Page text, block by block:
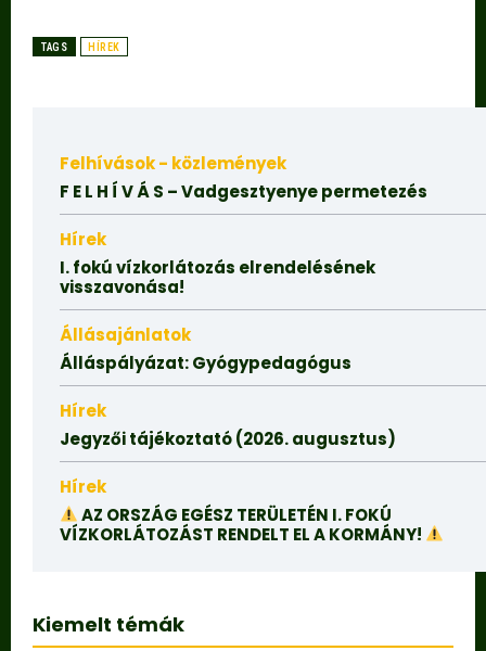
TAGS HÍREK
Felhívások - közlemények
F E L H Í V Á S – Vadgesztyenye permetezés
Hírek
I. fokú vízkorlátozás elrendelésének
visszavonása!
Állásajánlatok
Álláspályázat: Gyógypedagógus
Hírek
Jegyzői tájékoztató (2026. augusztus)
Hírek
AZ ORSZÁG EGÉSZ TERÜLETÉN I. FOKÚ
VÍZKORLÁTOZÁST RENDELT EL A KORMÁNY!
Kiemelt témák